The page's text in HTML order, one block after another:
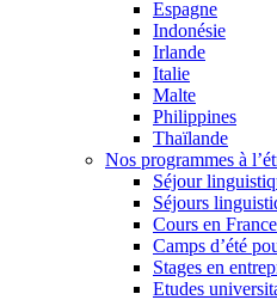
Espagne
Indonésie
Irlande
Italie
Malte
Philippines
Thaïlande
Nos programmes à
Séjour
Séjours
Cours en
Camps d’été
Stages en
Etudes